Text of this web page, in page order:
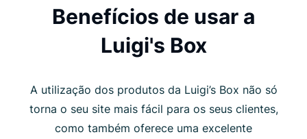
Benefícios de usar a
Luigi's Box
A utilização dos produtos da Luigi’s Box não só
torna o seu site mais fácil para os seus clientes,
como também oferece uma excelente